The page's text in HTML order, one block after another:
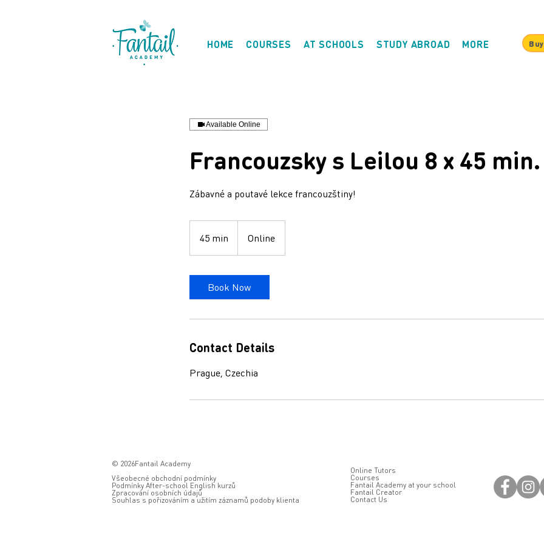
HOME COURSES AT SCHOOLS STUDY ABROAD MORE
Available Online
Francouzsky s Leilou 8 x 45 min.
Zábavné a poutavé lekce francouzštiny!
45 min
5
Online
Book Now
Contact Details
Prague, Czechia
© 2026Fantail Academy
Všeobecné obchodní podmínky
Podmínky After-school English kurzů
Zpracování osobních údajů
Souhlas s pořizováním a užitím záznamů podoby klienta
Online Tutors
Courses
Fantail Academy at your school
Fantail Creator
Contact Us